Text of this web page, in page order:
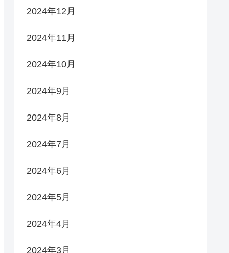
2024年12月
2024年11月
2024年10月
2024年9月
2024年8月
2024年7月
2024年6月
2024年5月
2024年4月
2024年3月